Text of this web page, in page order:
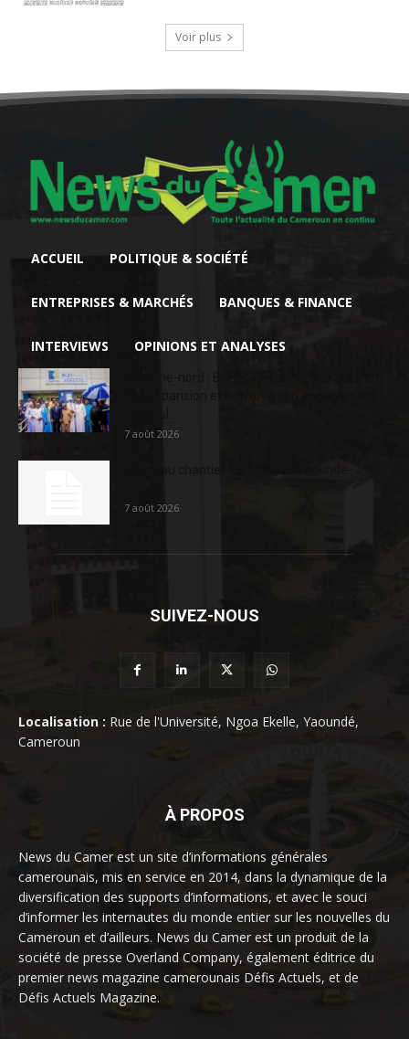
Voir plus
ACCUEIL POLITIQUE & SOCIÉTÉ
ENTREPRISES & MARCHÉS BANQUES & FINANCE
INTERVIEWS OPINIONS ET ANALYSES
7 août 2026
7 août 2026
SUIVEZ-NOUS
Localisation : Rue de l'Université, Ngoa Ekelle, Yaoundé,
Cameroun
À PROPOS
News du Camer est un site d’informations générales
camerounais, mis en service en 2014, dans la dynamique de la
diversification des supports d’informations, et avec le souci
d’informer les internautes du monde entier sur les nouvelles du
Cameroun et d’ailleurs. News du Camer est un produit de la
société de presse Overland Company, également éditrice du
premier news magazine camerounais Défis Actuels, et de
Défis Actuels Magazine.